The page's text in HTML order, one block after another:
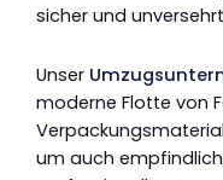
sicher und
Unser
moderne Flotte von
um auch